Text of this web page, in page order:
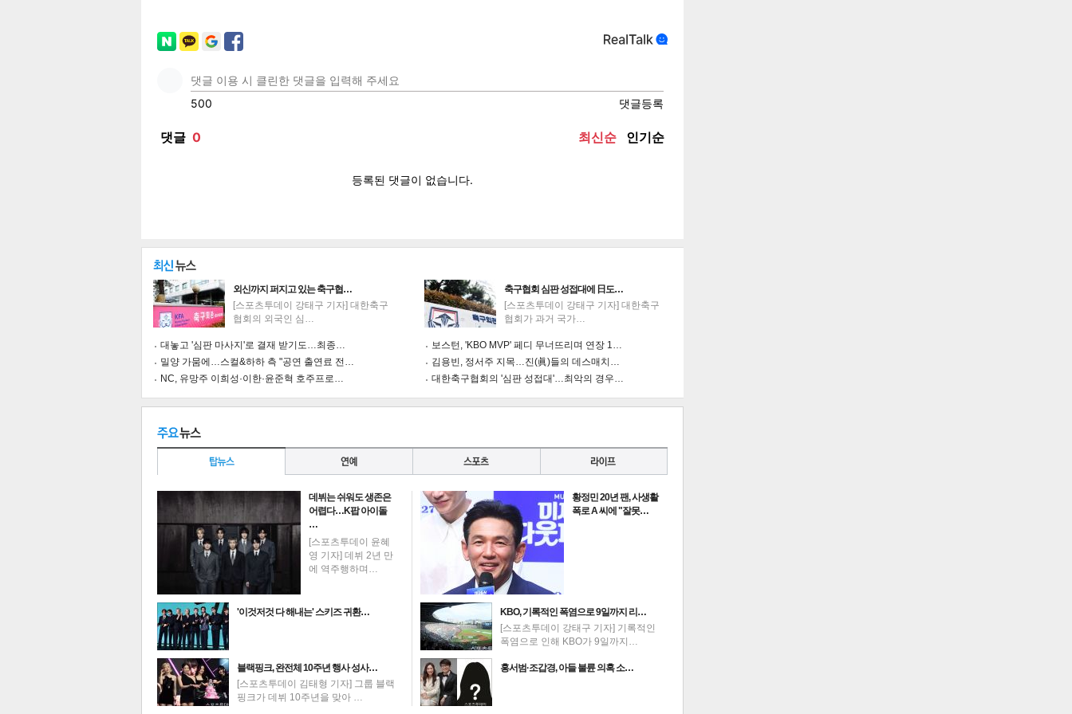
트위 카카 인쇄 목록
최신뉴스
외신까지 퍼지고 있는 축구협…
[스포츠투데이 강태구 기자] 대한축구
협회의 외국인 심…
대놓고 '심판 마사지'로 결재 받기도…최종…
밀양 가뭄에…스컬&하하 측 "공연 출연료 전…
NC, 유망주 이희성·이한·윤준혁 호주프로…
축구협회 심판 성접대에 日도…
[스포츠투데이 강태구 기자] 대한축구
협회가 과거 국가…
보스턴, 'KBO MVP' 페디 무너뜨리며 연장 1…
김용빈, 정서주 지목…진(眞)들의 데스매치…
대한축구협회의 '심판 성접대'…최악의 경우…
데뷔는 쉬워도 생존은
어렵다…K팝 아이돌
…
[스포츠투데이 윤혜
영 기자] 데뷔 2년 만
에 역주행하며…
'이것저것 다 해내는' 스키즈 귀환…
블랙핑크, 완전체 10주년 행사 성사…
[스포츠투데이 김태형 기자] 그룹 블랙
핑크가 데뷔 10주년을 맞아 …
황정민 20년 팬, 사생활
폭로 A 씨에 "잘못…
KBO, 기록적인 폭염으로 9일까지 리…
[스포츠투데이 강태구 기자] 기록적인
폭염으로 인해 KBO가 9일까지…
홍서범·조갑경, 아들 불륜 의혹 소…